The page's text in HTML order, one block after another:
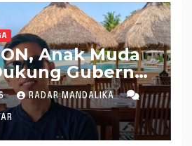
Anak Muda
Gubernur
NTB
RADAR MANDALIKA